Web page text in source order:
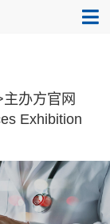
办方官网
Exhibition